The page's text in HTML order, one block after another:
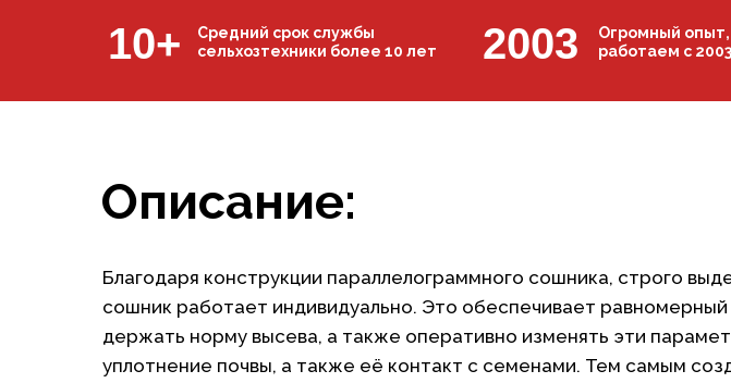
10+
Средний срок службы
сельхозтехники более 10 лет
2003
Огромный опыт,
работаем с
Описание:
Благодаря конструкции параллелограммного сошника, строго
сошник работает индивидуально. Это обеспечивает
держать норму высева, а также оперативно изменять эти
уплотнение почвы, а также её контакт с семенами. Тем самым